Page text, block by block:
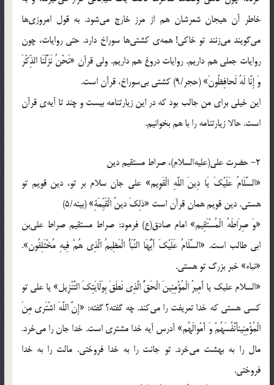
خاطر آن هيجان شعرشان هم از مرز خارج مي‌شود. به قول امروزي‌ها
مي‌گويند مي‌زنند تو خاكي! همه‌ي كشتي‌ها سوراخ دارد. حتي روايات، چون
روايات جعلي هم داريم. روايات دروغ هم داريم. ولي قرآن «نَحْنُ نَزَّلْنَا الذِّكْرَ
وَ إِنَّا لَهُ لَحافِظُونَ» (حجر/9) كشتي بي‌سوراخ، قرآن است.
اين خيلي براي من جالب بود كه در اين زيارتنامه بيست و چند تا آيه‌ي قرآن
است. حالا زيارتنامه را با هم بخوانيم.
2- حضرت علي(عليه‌السلام)، صراط مستقيم دين
«السَّلَامُ عَلَيْكَ يَا دِينَ اللَّهِ الْقَوِيم‏» علي جان سلام بر تو، دين قويم تو
هستي. دين قويم همان قرآن است «ذلِكَ دينُ الْقَيِّمَةِ» (بينه/5)
«وَ صِرَاطَهُ الْمُسْتَقِيم» امام صادق(ع) فرمود: صراط مستقيم صراط علي‌بن
ابي طالب است. «السَّلَامُ عَلَيْكَ أَيُّهَا النَّبَأُ الْعَظِيمُ الَّذِي هُمْ فِيهِ مُخْتَلِفُون‏».
«نباء» خبر بزرگ تو هستي.
«السلام عليك يا أَمِيرُ الْمُؤْمِنِينَ الْحَقُّ الَّذِي نَطَقَ بِوَلَايَتِكَ التَّنْزِيل‏» يا علي تو
كسي هستي كه خدا تعريفت را مي‌كند. چه گفته؟ گفته: «إِنَّ اللَّهَ اشْتَرى‏ مِنَ
الْمُؤْمِنِين‏أَنْفُسَهُمْ وَ أَمْوالَهُم‏» آدرس آيه خدا مشتري است. خدا جان را مي‌خرد.
مال را به بهشت مي‌خرد. تو جانت را به خدا فروختي. مالت را به خدا
فروختي.